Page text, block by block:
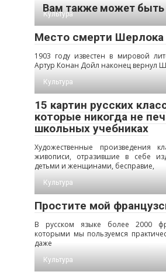
Вам также может быть
Культура
Место смерти
1903 году известен в мировой
Артур Конан Дойл наконец вернул
Культура
15 картин русских
которые никогда не
школьных учебниках
Художественные произведения
живописи, отразившие в себе
детьми и женщинами, бесправие,
Культура
Простите мой
В русском языке более 2000
которыми мы пользуемся
даже
Культура